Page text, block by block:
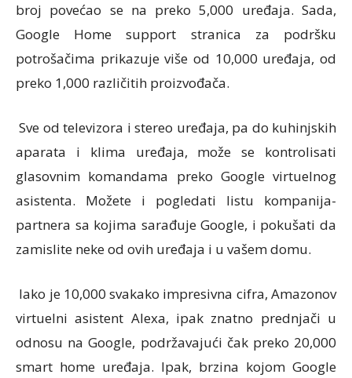
broj povećao se na preko 5,000 uređaja. Sada,
Google Home support stranica za podršku
potrošačima prikazuje više od 10,000 uređaja, od
preko 1,000 različitih proizvođača.
Sve od televizora i stereo uređaja, pa do kuhinjskih
aparata i klima uređaja, može se kontrolisati
glasovnim komandama preko Google virtuelnog
asistenta. Možete i pogledati listu kompanija-
partnera sa kojima sarađuje Google, i pokušati da
zamislite neke od ovih uređaja i u vašem domu.
Iako je 10,000 svakako impresivna cifra, Amazonov
virtuelni asistent Alexa, ipak znatno prednjači u
odnosu na Google, podržavajući čak preko 20,000
smart home uređaja. Ipak, brzina kojom Google